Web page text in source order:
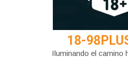
18-
Iluminando el camino